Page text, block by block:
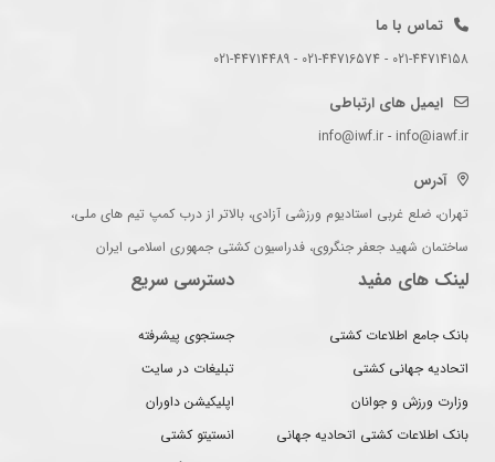
تماس با ما
021-44714158 - 021-44716574 - 021-44714489
ایمیل های ارتباطی
info@iwf.ir - info@iawf.ir
آدرس
تهران، ضلع غربی استادیوم ورزشی آزادی، بالاتر از درب کمپ تیم های ملی،
ساختمان شهید جعفر جنگروی، فدراسیون کشتی جمهوری اسلامی ایران
لینک های مفید
بانک جامع اطلاعات کشتی
اتحادیه جهانی کشتی
وزارت ورزش و جوانان
بانک اطلاعات کشتی اتحادیه جهانی
دسترسی سریع
جستجوی پیشرفته
تبلیغات در سایت
اپلیکیشن داوران
انستیتو کشتی